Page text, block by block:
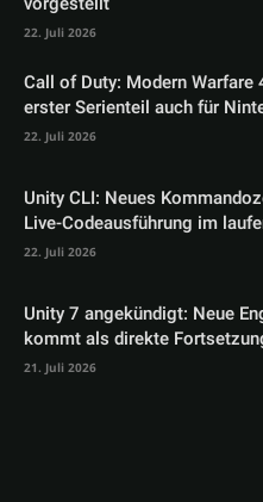
22. Juli 2026
Call of Duty: Modern Warfare
erster Serienteil auch für
22. Juli 2026
Unity CLI: Neues
Live-Codeausführung im
22. Juli 2026
Unity 7 angekündigt: Neue
kommt als direkte
21. Juli 2026